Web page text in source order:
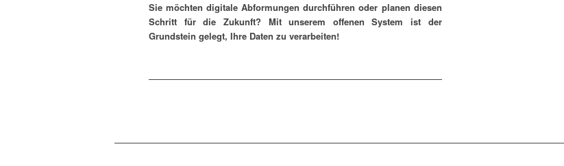
Sie möchten digitale Abformungen durchführen oder planen diesen
Schritt für die Zukunft? Mit unserem offenen System ist der
Grundstein gelegt, Ihre Daten zu verarbeiten!